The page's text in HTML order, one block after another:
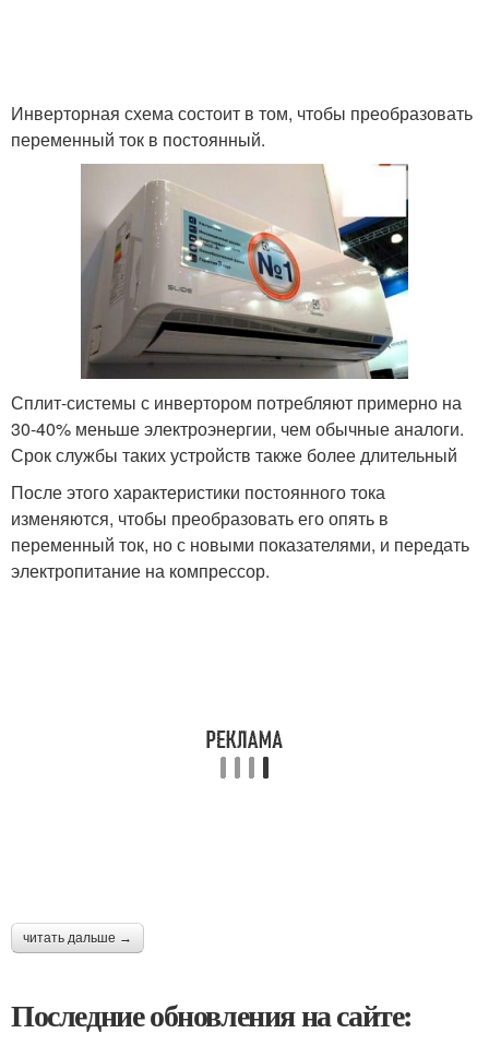
Инверторная схема состоит в том, чтобы преобразовать
переменный ток в постоянный.
Сплит-системы с инвертором потребляют примерно на
30-40% меньше электроэнергии, чем обычные аналоги.
Срок службы таких устройств также более длительный
После этого характеристики постоянного тока
изменяются, чтобы преобразовать его опять в
переменный ток, но с новыми показателями, и передать
электропитание на компрессор.
читать дальше →
Последние обновления на сайте: